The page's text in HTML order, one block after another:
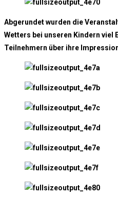
Abgerundet wurden die
Wetters bei unseren Kindern
Teilnehmern über ihre